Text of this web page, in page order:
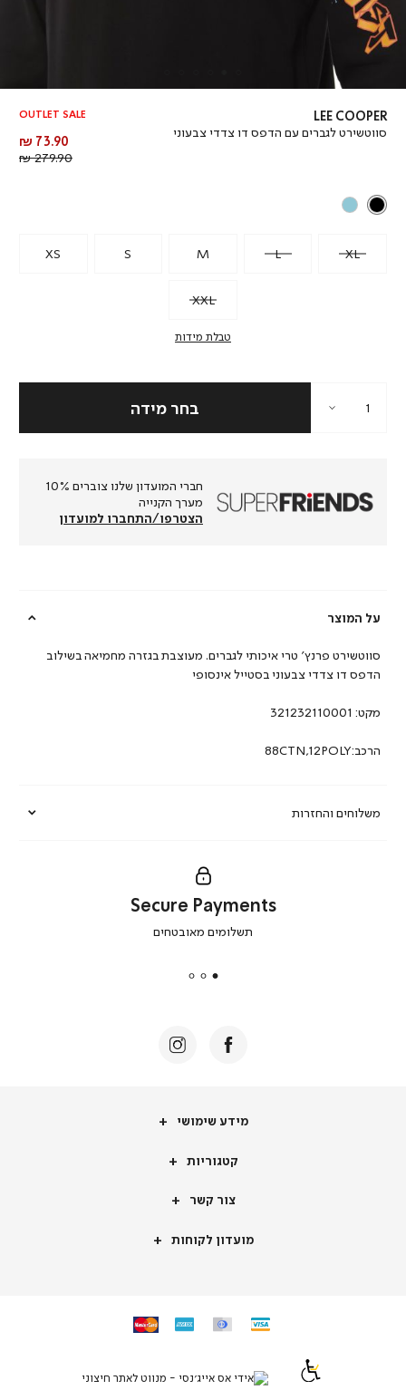
LEE COOPER
סווטשירט לגברים עם הדפס דו צדדי צבעוני
OUTLET SALE
מחיר
מוצר
73.90 ₪
279.90 ₪
XS S M L XL
XXL
טבלת מידות
חברי המועדון שלנו צוברים 10%
מערך הקנייה
הצטרפו/התחברו למועדון
על המוצר
משלוחים והחזרות
סווטשירט פרנץ’ טרי איכותי לגברים. מעוצבת בגזרה מחמיאה בשילוב
הדפס דו צדדי צבעוני בסטייל אינסופי
מקט: 321232110001
הרכב:88CTN,12POLY
secure
Secure Payments
תשלומים מאובטחים
מידע
מידע שימושי
קטגוריותקטגוריות
צור
צור קשר
מועדון
מועדון לקוחות